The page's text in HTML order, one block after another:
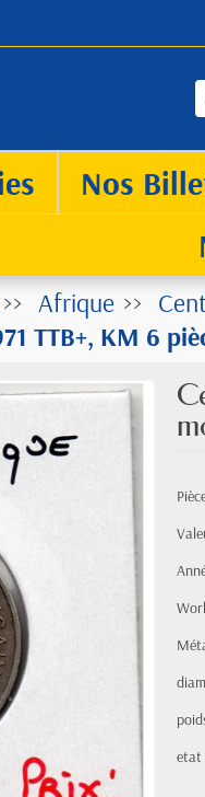
Nos
Afrique
TTB+, KM 6
etat